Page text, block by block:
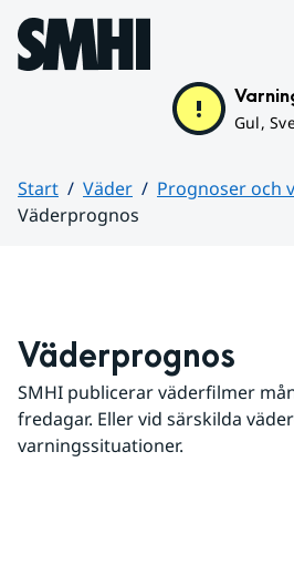
Hoppa till sidans innehåll
Gul,
Start Väder
Prognoser och
Väderprognos
Väderprognos
SMHI publicerar väderfilmer
fredagar. Eller vid särskilda
varningssituationer.